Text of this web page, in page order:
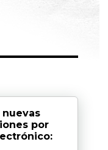
nuevas
por